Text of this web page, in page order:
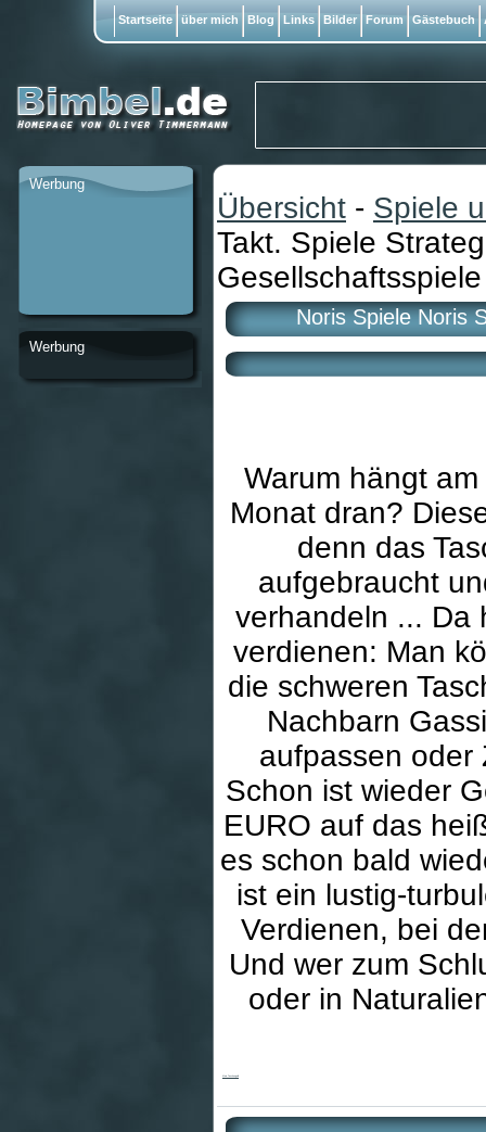
Übersicht - Spiele
Takt. Spiele
Gesellschaftsspiele
Noris Spiele Noris
Warum hängt
Monat dran?
denn das
aufgebraucht
verhandeln ... Da
verdienen: Man
die schweren
Nachbarn
aufpassen oder
Schon ist wieder
EURO auf das
es schon bald
ist ein lustig-
Verdienen, bei
Und wer zum
oder in
Werbung
Werbung
Startseite über mich Blog Links Bilder Forum Gästebuch